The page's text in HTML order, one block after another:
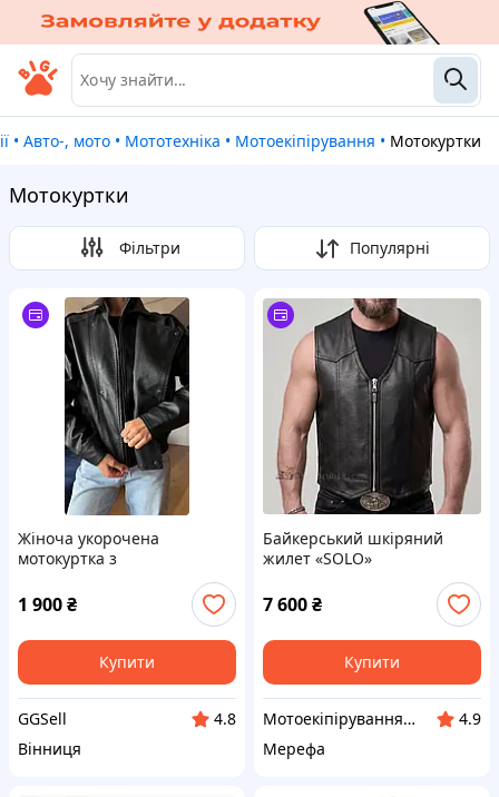
• Авто-, мото • Мототехніка • Мотоекіпірування • Мотокуртки
Мотокуртки
Фільтри Популярні
Жіноча укорочена
мотокуртка з
1 900₴
Купити
GGSell
4.8
Вінниця
Байкерський шкіряний
жилет «SOLO»
7 600₴
Купити
Мотоекіпірування та мотоаксесуари "МОТОРУБІК"
4.9
Мерефа